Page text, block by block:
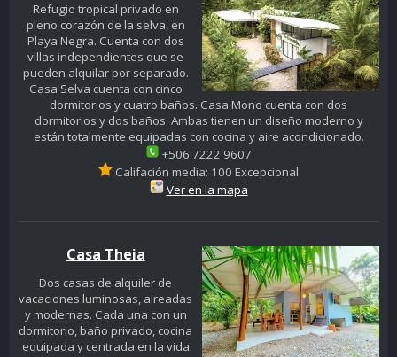
Refugio tropical privado en
pleno corazón de la selva, en
Playa Negra. Cuenta con dos
villas independientes que se
pueden alquilar por separado.
Casa Selva cuenta con cinco
dormitorios y cuatro baños. Casa Mono cuenta con dos
dormitorios y dos baños. Ambas tienen un diseño moderno y
están totalmente equipadas con cocina y aire acondicionado.
+506 7222 9607
Califación media: 100 Excepcional
Ver en la mapa
Casa Theia
Dos casas de alquiler de
vacaciones luminosas, aireadas
y modernas. Cada una con un
dormitorio, baño privado, cocina
equipada y centrada en la vida